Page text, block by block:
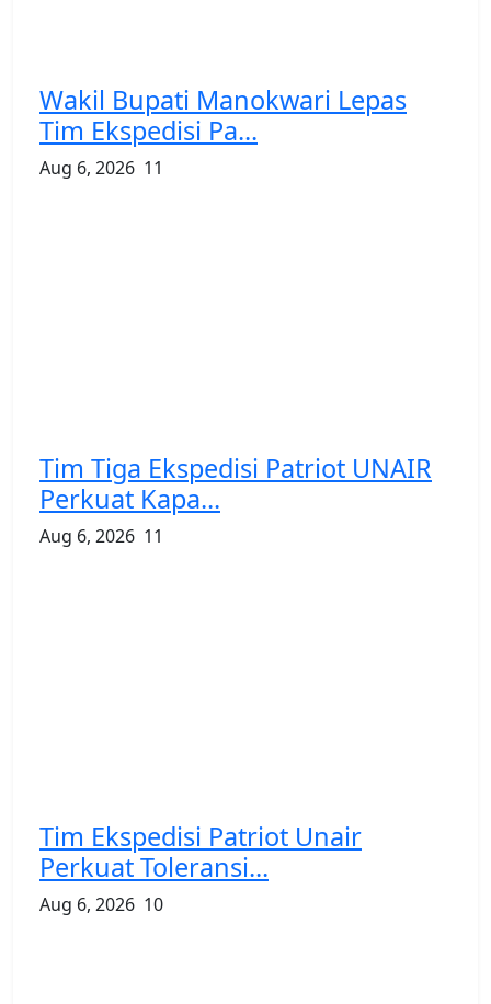
Wakil Bupati Manokwari Lepas
Tim Ekspedisi Pa...
Aug 6, 2026 11
Tim Tiga Ekspedisi Patriot UNAIR
Perkuat Kapa...
Aug 6, 2026 11
Tim Ekspedisi Patriot Unair
Perkuat Toleransi...
Aug 6, 2026 10